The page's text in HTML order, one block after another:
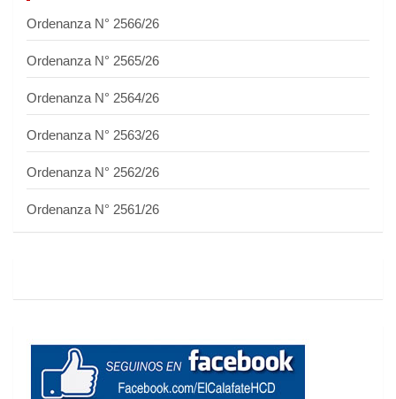
Ordenanza N° 2566/26
Ordenanza N° 2565/26
Ordenanza N° 2564/26
Ordenanza N° 2563/26
Ordenanza N° 2562/26
Ordenanza N° 2561/26